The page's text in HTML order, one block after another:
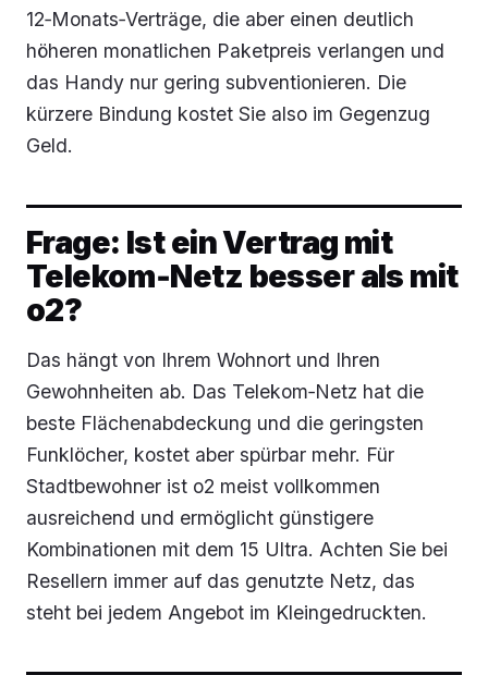
12‑Monats‑Verträge, die aber einen deutlich
höheren monatlichen Paketpreis verlangen und
das Handy nur gering subventionieren. Die
kürzere Bindung kostet Sie also im Gegenzug
Geld.
Frage: Ist ein Vertrag mit
Telekom‑Netz besser als mit
o2?
Das hängt von Ihrem Wohnort und Ihren
Gewohnheiten ab. Das Telekom‑Netz hat die
beste Flächenabdeckung und die geringsten
Funklöcher, kostet aber spürbar mehr. Für
Stadtbewohner ist o2 meist vollkommen
ausreichend und ermöglicht günstigere
Kombinationen mit dem 15 Ultra. Achten Sie bei
Resellern immer auf das genutzte Netz, das
steht bei jedem Angebot im Kleingedruckten.